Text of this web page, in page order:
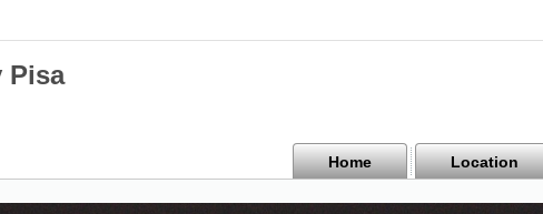
Pisa
Home Location